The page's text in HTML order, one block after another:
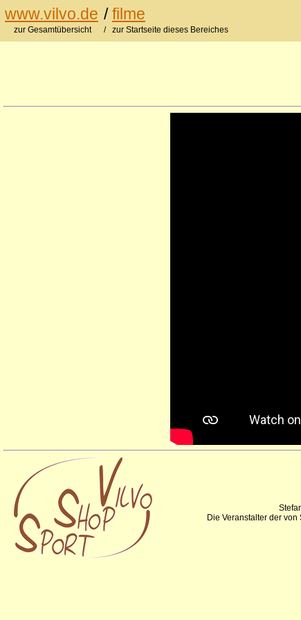
www.vilvo.de /filme
zur Gesamtübersicht / zur Startseite dieses Bereiches
Die Veranstalter der